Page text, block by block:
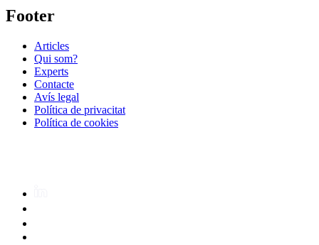
Footer
Articles
Qui som?
Experts
Contacte
Avís legal
Política de privacitat
Política de cookies